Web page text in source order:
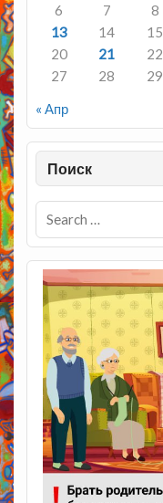
« Апр
6
7 8
13
14 15
20
21 22
27
28 29
Поиск